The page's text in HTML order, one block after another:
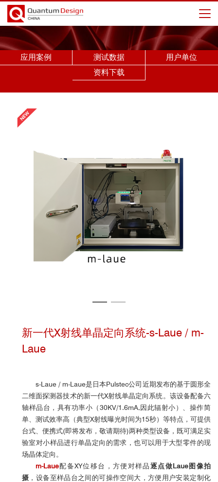
应用案例 测试数据
用户单位
资料下载
新一代X射线单晶定向系统-s-Laue / m-
Laue
s-Laue / m-Laue是日本Pulstec公司近期发布的基于圆形全
二维面探测器技术的新一代X射线单晶定向系统。该设备配备六
轴样品台，具有功率小（30KV/1.6mA,因此辐射小）、操作简
单、测试效率高（典型X射线曝光时间为15秒）等特点，可提供
台式、便携式(即将发布，敬请期待)两种类型设备，既可满足实
验室对小样品进行单晶定向的需求，也可以用于大型零件的现
场晶体定向。
m-Laue配备XY位移台，方便对样品逐点做Laue图像拍
摄 ，设备至样品台之间的可操作空间大，方便用户安装定制化